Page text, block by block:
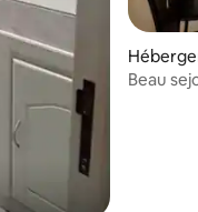
Beau